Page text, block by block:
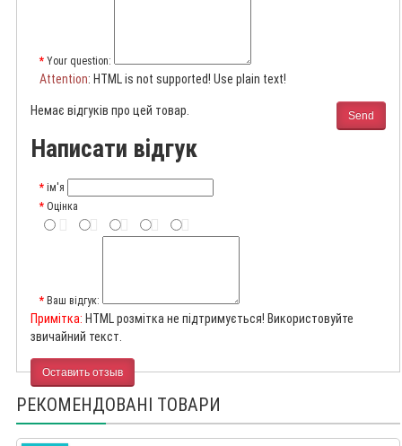
Your question:
Attention: HTML is not supported! Use plain text!
Send
Немає відгуків про цей товар.
Написати відгук
ім'я
Оцінка
Ваш відгук:
Примітка: HTML розмітка не підтримується! Використовуйте
звичайний текст.
Оставить отзыв
РЕКОМЕНДОВАНІ ТОВАРИ